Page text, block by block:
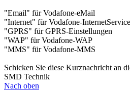
"Email" für Vodafone-eMail
"Internet" für Vodafone-InternetService
"GPRS" für GPRS-Einstellungen
"WAP" für Vodafone-WAP
"MMS" für Vodafone-MMS
Schicken Sie diese Kurznachricht an
SMD Technik
Nach oben